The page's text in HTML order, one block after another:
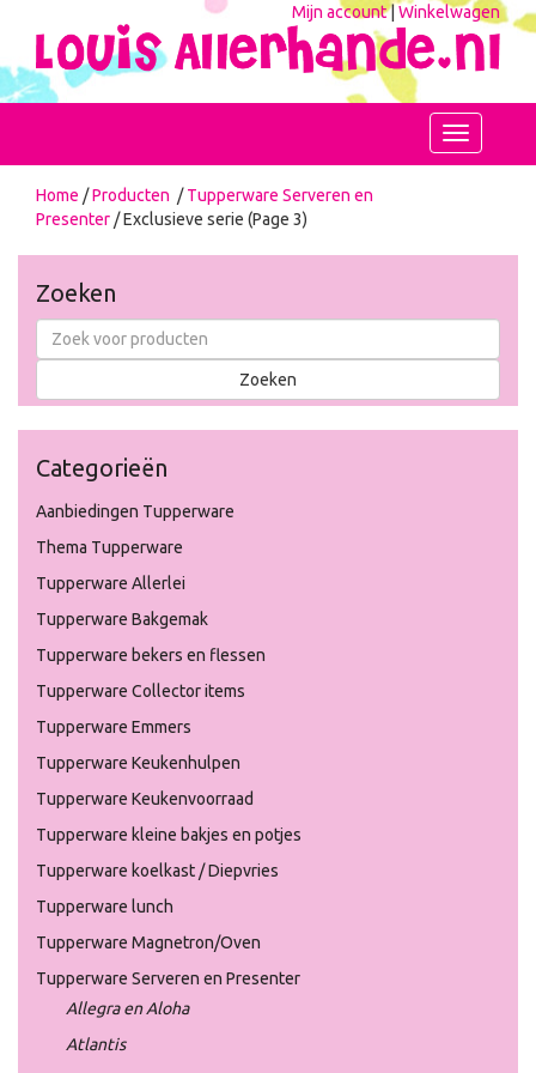
Mijn account|Winkelwagen
Toggle
navigation
Home /Producten /Tupperware Serveren en
Presenter / Exclusieve serie (Page 3)
Zoeken
Categorieën
Aanbiedingen Tupperware
Thema Tupperware
Tupperware Allerlei
Tupperware Bakgemak
Tupperware bekers en flessen
Tupperware Collector items
Tupperware Emmers
Tupperware Keukenhulpen
Tupperware Keukenvoorraad
Tupperware kleine bakjes en potjes
Tupperware koelkast / Diepvries
Tupperware lunch
Tupperware Magnetron/Oven
Tupperware Serveren en Presenter
Allegra en Aloha
Atlantis